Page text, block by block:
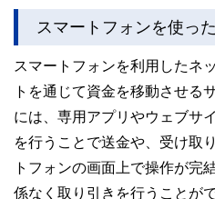
スマートフォンを使っ
スマートフォンを利用したネ
トを通じて資金を移動させる
には、専用アプリやウェブサ
を行うことで送金や、受け取
トフォンの画面上で操作が完
係なく取り引きを行うことが